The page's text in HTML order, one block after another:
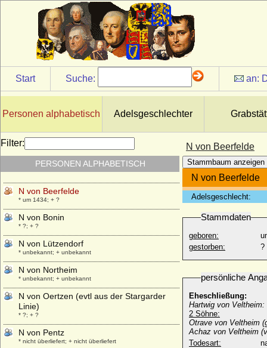
Start Suche: an:
Personen alphabetisch Adelsgeschlechter
N von Beerfelde
Stammbaum anzeigen
N von Beerfelde
Adelsgeschlecht:
Stammdaten
geboren:
gestorben:
?
persönliche
Eheschließung:
Hartwig von Veltheim:
2 Söhne:
Otrave von Veltheim
Achaz von Veltheim
Todesart:
Filter:
PERSONEN ALPHABETISCH
NN von Plessen
* keine Daten; + keine Daten
NN von Quitzow
* keine Daten; + keine Daten
NN von Ungarn
* unbekannt; + nach 987
NN von Züle (a.d.H. Boitzenburg)
* keine Daten; + keine Daten
N von Alten
* nicht überliefert; + nicht überliefert
N von Alvensleben
* unbekannt; + unbekannt
N von Beerfelde
* um 1434; + ?
N von Bonin
* ?; + ?
N von Lützendorf
* unbekannt; + unbekannt
N von Northeim
* unbekannt; + unbekannt
N von Oertzen (evtl aus der Stargarder
Linie)
* ?; + ?
N von Pentz
* nicht überliefert; + nicht überliefert